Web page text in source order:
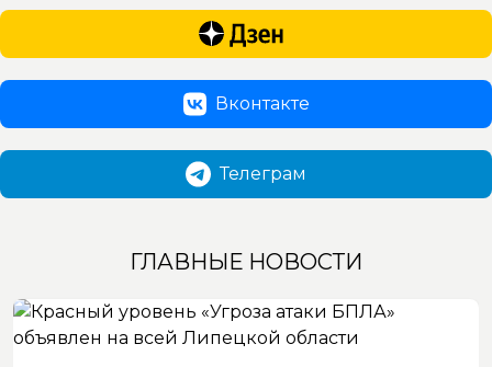
Вконтакте
Телеграм
ГЛАВНЫЕ НОВОСТИ